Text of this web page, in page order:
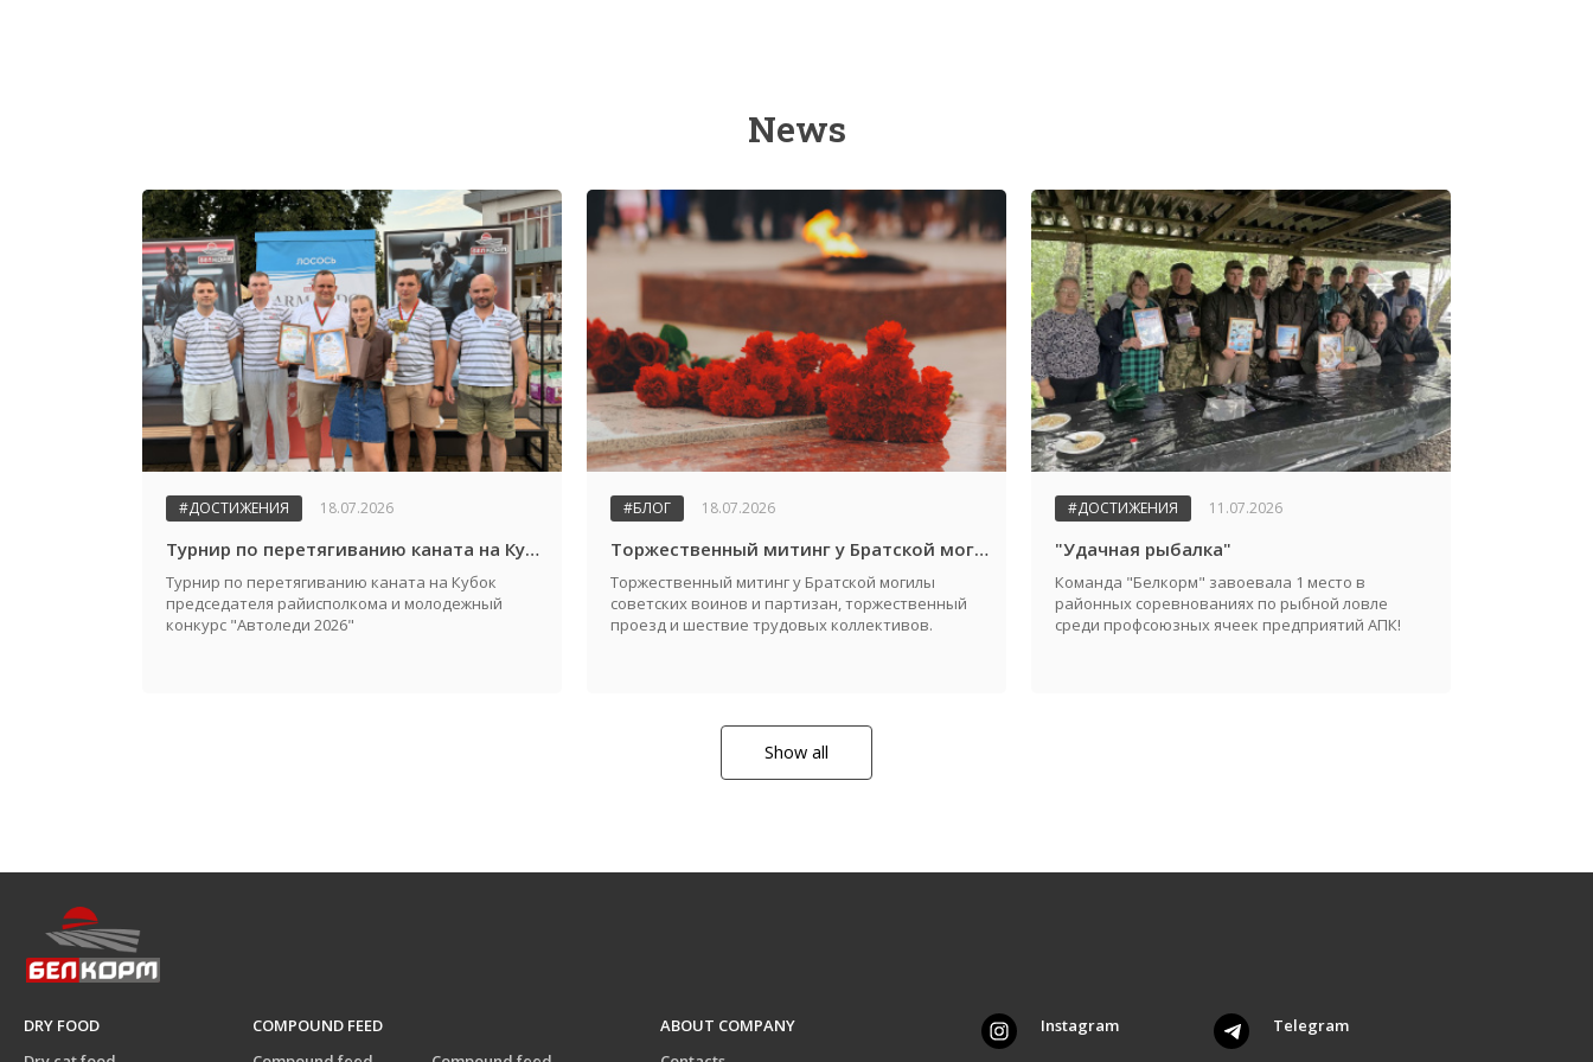
News
#ДОСТИЖЕНИЯ 18.07.2026
Турнир по перетягиванию каната на Кубок председателя райисполкома и молодежный конкурс "Автоледи 2026"
Турнир по перетягиванию каната на Кубок
председателя райисполкома и молодежный
конкурс "Автоледи 2026"
#БЛОГ 18.07.2026
Торжественный митинг у Братской могилы советских воинов и партизан, посвященный Дню города и Дню освобождения Жабинковского района от немецко-фашистских захватчиков
Торжественный митинг у Братской могилы
советских воинов и партизан, торжественный
проезд и шествие трудовых коллективов.
#ДОСТИЖЕНИЯ 11.07.2026
"Удачная рыбалка"
Команда "Белкорм" завоевала 1 место в
районных соревнованиях по рыбной ловле
среди профсоюзных ячеек предприятий АПК!
Show all
DRY FOOD
COMPOUND FEED
ABOUT COMPANY
Instagram Telegram